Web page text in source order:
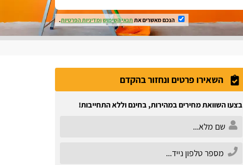
הנכם מאשרים את תנאי השימושומדיניות הפרטיות.
השאירו פרטים ונחזור בהקדם
בצעו השוואת מחירים במהירות, בחינם וללא התחייבות!